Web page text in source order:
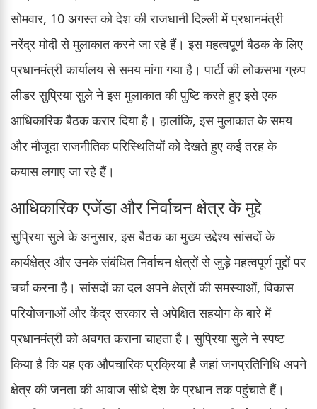
सोमवार, 10 अगस्त को देश की राजधानी दिल्ली में प्रधानमंत्री
नरेंद्र मोदी से मुलाकात करने जा रहे हैं। इस महत्वपूर्ण बैठक के लिए
प्रधानमंत्री कार्यालय से समय मांगा गया है। पार्टी की लोकसभा ग्रुप
लीडर सुप्रिया सुले ने इस मुलाकात की पुष्टि करते हुए इसे एक
आधिकारिक बैठक करार दिया है। हालांकि, इस मुलाकात के समय
और मौजूदा राजनीतिक परिस्थितियों को देखते हुए कई तरह के
कयास लगाए जा रहे हैं।
आधिकारिक एजेंडा और निर्वाचन क्षेत्र के मुद्दे
सुप्रिया सुले के अनुसार, इस बैठक का मुख्य उद्देश्य सांसदों के
कार्यक्षेत्र और उनके संबंधित निर्वाचन क्षेत्रों से जुड़े महत्वपूर्ण मुद्दों पर
चर्चा करना है। सांसदों का दल अपने क्षेत्रों की समस्याओं, विकास
परियोजनाओं और केंद्र सरकार से अपेक्षित सहयोग के बारे में
प्रधानमंत्री को अवगत कराना चाहता है। सुप्रिया सुले ने स्पष्ट
किया है कि यह एक औपचारिक प्रक्रिया है जहां जनप्रतिनिधि अपने
क्षेत्र की जनता की आवाज सीधे देश के प्रधान तक पहुंचाते हैं।